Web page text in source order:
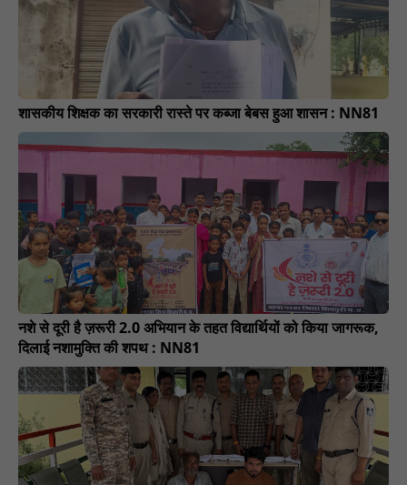
शासकीय शिक्षक का सरकारी रास्ते पर कब्जा बेबस हुआ शासन : NN81
नशे से दूरी है ज़रूरी 2.0 अभियान के तहत विद्यार्थियों को किया जागरूक,
दिलाई नशामुक्ति की शपथ : NN81